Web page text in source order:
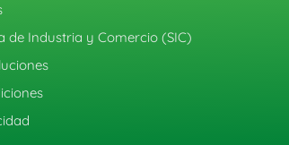
de Industria y Comercio (SIC)